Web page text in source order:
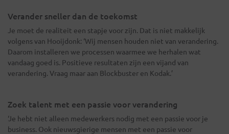
Verander sneller dan de toekomst
Je moet de realiteit een stapje voor zijn. Dat is niet makkelijk
volgens van Hooijdonk: ‘Wij mensen houden niet van verandering.
Daarom installeren we processen waarmee we herhalen wat
vandaag goed is. Positieve resultaten zijn een vijand van
verandering. Vraag maar aan Blockbuster en Kodak.’
Zoek talent met een passie voor verandering
‘Je hebt niet alleen medewerkers nodig met een passie voor je
business. Ook nieuwsgierige mensen met een passie voor